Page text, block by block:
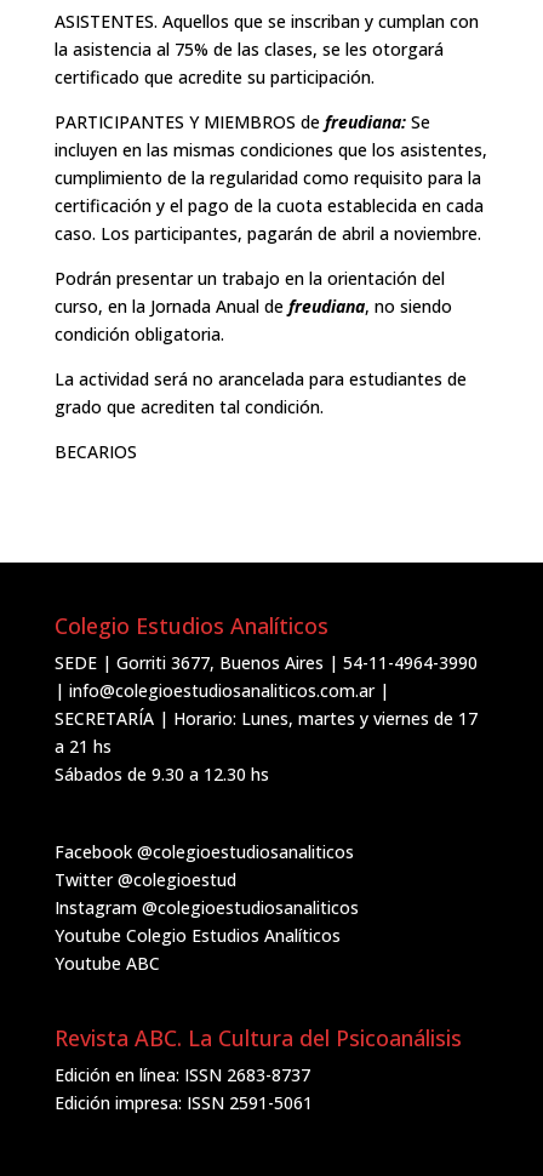
ASISTENTES. Aquellos que se inscriban y cumplan con
la asistencia al 75% de las clases, se les otorgará
certificado que acredite su participación.
PARTICIPANTES Y MIEMBROS de freudiana:Se
incluyen en las mismas condiciones que los asistentes,
cumplimiento de la regularidad como requisito para la
certificación y el pago de la cuota establecida en cada
caso. Los participantes, pagarán de abril a noviembre.
Podrán presentar un trabajo en la orientación del
curso, en la Jornada Anual defreudiana, no siendo
condición obligatoria.
La actividad será no arancelada para estudiantes de
grado que acrediten tal condición.
BECARIOS
Colegio Estudios Analíticos
SEDE | Gorriti 3677, Buenos Aires | 54-11-4964-3990
| info@colegioestudiosanaliticos.com.ar |
SECRETARÍA | Horario: Lunes, martes y viernes de 17
a 21 hs
Sábados de 9.30 a 12.30 hs
Facebook @colegioestudiosanaliticos
Twitter@colegioestud
Instagram @colegioestudiosanaliticos
Youtube Colegio Estudios Analíticos
Youtube ABC
Revista ABC. La Cultura del Psicoanálisis
Edición en línea: ISSN 2683-8737
Edición impresa: ISSN 2591-5061